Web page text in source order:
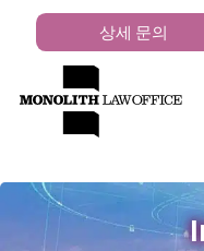
상세 문의